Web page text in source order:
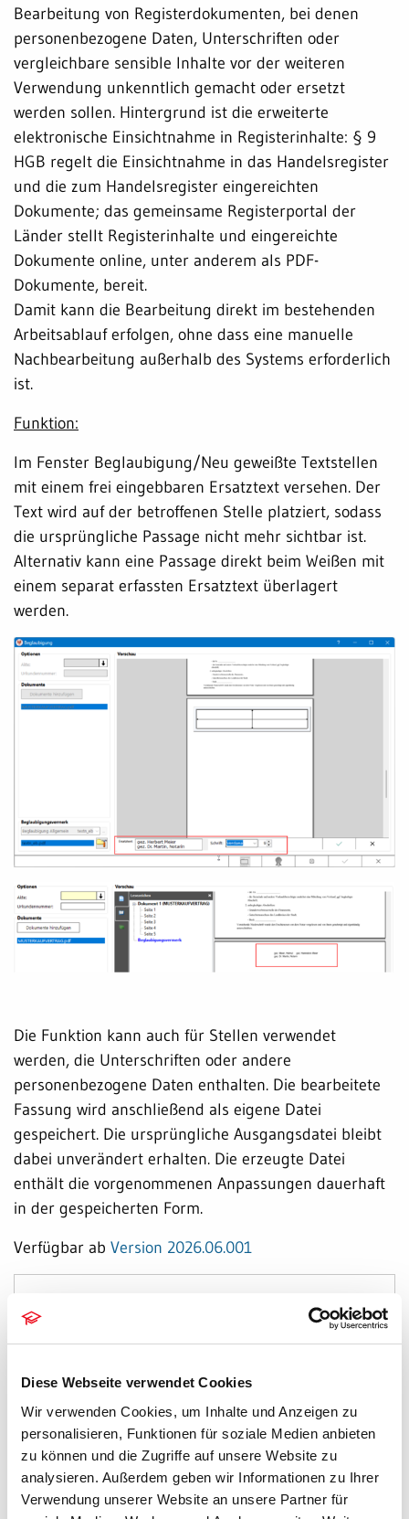
Diese Webseite verwendet Cookies
Wir verwenden Cookies, um Inhalte und Anzeigen zu
personalisieren, Funktionen für soziale Medien anbieten
zu können und die Zugriffe auf unsere Website zu
analysieren. Außerdem geben wir Informationen zu Ihrer
Verwendung unserer Website an unsere Partner für
Bearbeitung von Registerdokumenten, bei denen
personenbezogene Daten, Unterschriften oder
vergleichbare sensible Inhalte vor der weiteren
Verwendung unkenntlich gemacht oder ersetzt
werden sollen. Hintergrund ist die erweiterte
elektronische Einsichtnahme in Registerinhalte: § 9
HGB regelt die Einsichtnahme in das Handelsregister
und die zum Handelsregister eingereichten
Dokumente; das gemeinsame Registerportal der
Länder stellt Registerinhalte und eingereichte
Dokumente online, unter anderem als PDF-
Dokumente, bereit.
Damit kann die Bearbeitung direkt im bestehenden
Arbeitsablauf erfolgen, ohne dass eine manuelle
Nachbearbeitung außerhalb des Systems erforderlich
ist.
Funktion:
Im Fenster Beglaubigung/Neu geweißte Textstellen
mit einem frei eingebbaren Ersatztext versehen. Der
Text wird auf der betroffenen Stelle platziert, sodass
die ursprüngliche Passage nicht mehr sichtbar ist.
Alternativ kann eine Passage direkt beim Weißen mit
einem separat erfassten Ersatztext überlagert
werden.
Die Funktion kann auch für Stellen verwendet
werden, die Unterschriften oder andere
personenbezogene Daten enthalten. Die bearbeitete
Fassung wird anschließend als eigene Datei
gespeichert. Die ursprüngliche Ausgangsdatei bleibt
dabei unverändert erhalten. Die erzeugte Datei
enthält die vorgenommenen Anpassungen dauerhaft
in der gespeicherten Form.
Verfügbar ab Version 2026.06.001
Gerichtskostenberechnung im Familienrecht
15.07.2026
Zwangsvollstreckung - Überarbeitung der Funktion
Foko an Dritte
14.07.2026
Fibu I: Buchen 2 – Sammelbuchung Notariat für UVZ-